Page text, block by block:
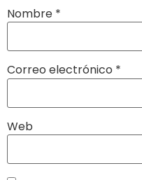
Nombre *
Correo electrónico *
Web